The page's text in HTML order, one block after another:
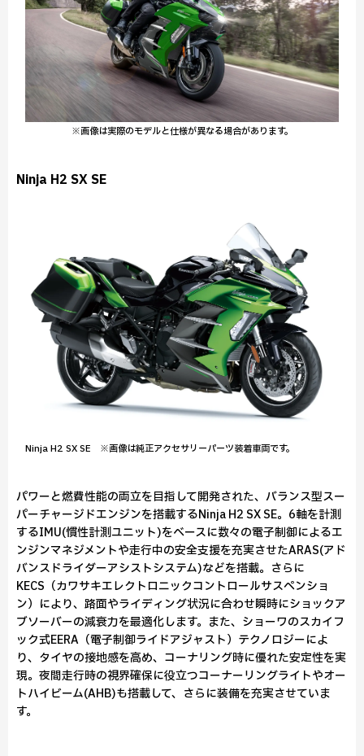
※画像は実際のモデルと仕様が異なる場合があります。
Ninja H2 SX SE
Ninja H2 SX SE ※画像は純正アクセサリーパーツ装着車両です。
パワーと燃費性能の両立を目指して開発された、バランス型スー
パーチャージドエンジンを搭載するNinja H2 SX SE。6軸を計測
するIMU(慣性計測ユニット)をベースに数々の電子制御によるエ
ンジンマネジメントや走行中の安全支援を充実させたARAS(アド
バンスドライダーアシストシステム)などを搭載。さらに
KECS（カワサキエレクトロニックコントロールサスペンショ
ン）により、路面やライディング状況に合わせ瞬時にショックア
ブソーバーの減衰力を最適化します。また、ショーワのスカイフ
ック式EERA（電子制御ライドアジャスト）テクノロジーによ
り、タイヤの接地感を高め、コーナリング時に優れた安定性を実
現。夜間走行時の視界確保に役立つコーナーリングライトやオー
トハイビーム(AHB)も搭載して、さらに装備を充実させていま
す。